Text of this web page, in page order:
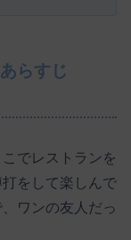
らすじ
でレストランを
をして楽しんで
ワンの友人だっ